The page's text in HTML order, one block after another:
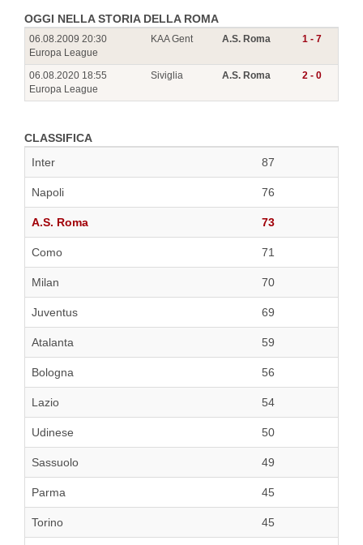
OGGI NELLA STORIA DELLA ROMA
06.08.2009 20:30
Europa League
KAA Gent A.S. Roma 1 - 7
06.08.2020 18:55
Europa League
Siviglia A.S. Roma 2 - 0
CLASSIFICA
Inter
87
Napoli 76
A.S. Roma 73
Como 71
Milan 70
Juventus 69
Atalanta 59
Bologna 56
Lazio 54
Udinese 50
Sassuolo 49
Parma 45
Torino 45